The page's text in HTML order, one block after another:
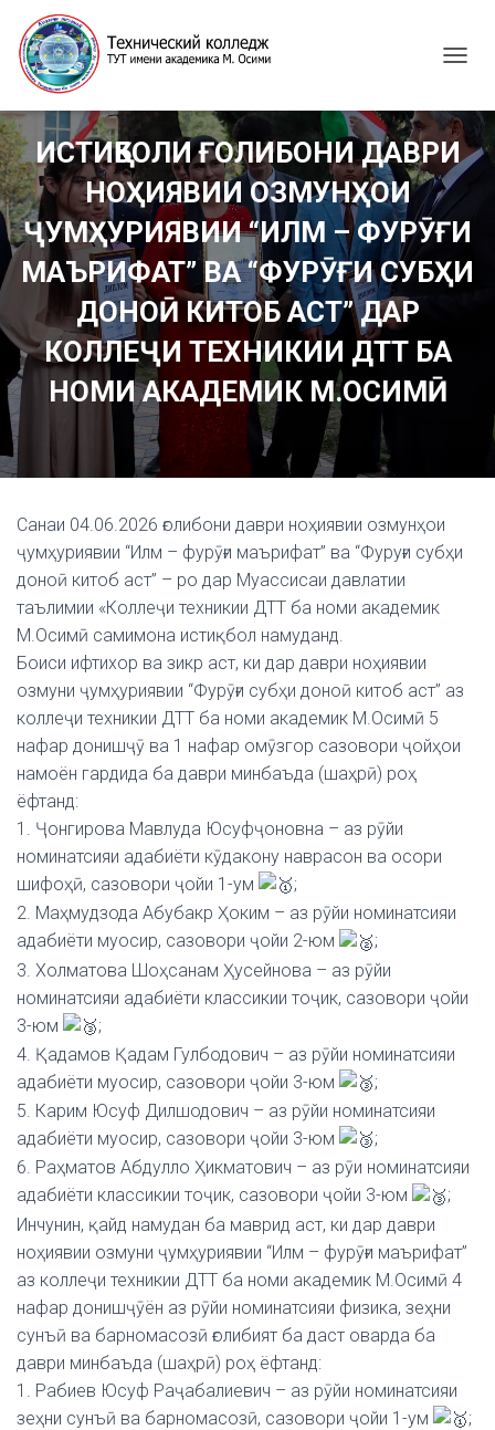
G
G
E
A
V
I
G
ИСТИҚБОЛИ ҒОЛИБОНИ ДАВРИ
НОҲИЯВИИ ОЗМУНҲОИ
ҶУМҲУРИЯВИИ “ИЛМ – ФУРӮҒИ
МАЪРИФАТ” ВА “ФУРӮҒИ СУБҲИ
ДОНОӢ КИТОБ АСТ” ДАР
КОЛЛЕҶИ ТЕХНИКИИ ДТТ БА
НОМИ АКАДЕМИК М.ОСИМӢ
Санаи 04.06.2026 ғолибони даври ноҳиявии озмунҳои
ҷумҳуриявии “Илм – фурӯғи маърифат” ва “Фуруғи субҳи
доноӣ китоб аст” – ро дар Муассисаи давлатии
таълимии «Коллеҷи техникии ДТТ ба номи академик
М.Осимӣ самимона истиқбол намуданд.
Боиси ифтихор ва зикр аст, ки дар даври ноҳиявии
озмуни ҷумҳуриявии “Фурӯғи субҳи доноӣ китоб аст” аз
коллеҷи техникии ДТТ ба номи академик М.Осимӣ 5
нафар донишҷӯ ва 1 нафар омӯзгор сазовори ҷойҳои
намоён гардида ба даври минбаъда (шаҳрӣ) роҳ
ёфтанд:
1. Ҷонгирова Мавлуда Юсуфҷоновна – аз рӯйи
номинатсияи адабиёти кӯдакону наврасон ва осори
шифоҳӣ, сазовори ҷойи 1-ум
;
2. Маҳмудзода Абубакр Ҳоким – аз рӯйи номинатсияи
адабиёти муосир, сазовори ҷойи 2-юм
;
3. Холматова Шоҳсанам Ҳусейнова – аз рӯйи
номинатсияи адабиёти классикии тоҷик, сазовори ҷойи
3-юм
;
4. Қадамов Қадам Гулбодович – аз рӯйи номинатсияи
адабиёти муосир, сазовори ҷойи 3-юм
;
5. Карим Юсуф Дилшодович – аз рӯйи номинатсияи
адабиёти муосир, сазовори ҷойи 3-юм
;
6. Раҳматов Абдулло Ҳикматович – аз рӯи номинатсияи
адабиёти классикии тоҷик, сазовори ҷойи 3-юм
;
Инчунин, қайд намудан ба маврид аст, ки дар даври
ноҳиявии озмуни ҷумҳуриявии “Илм – фурӯғи маърифат”
аз коллеҷи техникии ДТТ ба номи академик М.Осимӣ 4
нафар донишҷӯён аз рӯйи номинатсияи физика, зеҳни
сунъӣ ва барномасозӣ ғолибият ба даст оварда ба
даври минбаъда (шаҳрӣ) роҳ ёфтанд:
1. Рабиев Юсуф Раҷабалиевич – аз рӯйи номинатсияи
зеҳни сунъӣ ва барномасозӣ, сазовори ҷойи 1-ум
;